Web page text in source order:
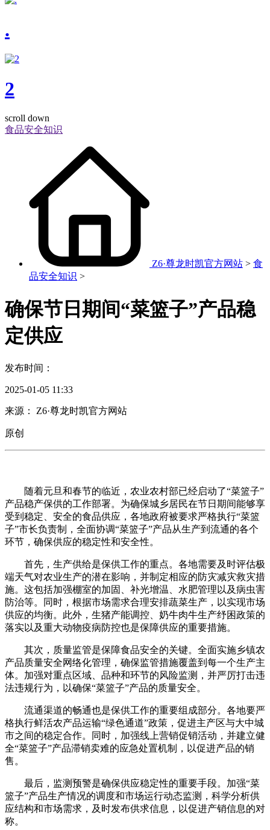
.
2
scroll down
食品安全知识
Z6·尊龙时凯官方网站 > 食
品安全知识 >
确保节日期间“菜篮子”产品稳
定供应
发布时间：
2025-01-05 11:33
来源： Z6·尊龙时凯官方网站
原创
随着元旦和春节的临近，农业农村部已经启动了“菜篮子”
产品稳产保供的工作部署。为确保城乡居民在节日期间能够享
受到稳定、安全的食品供应，各地政府被要求严格执行“菜篮
子”市长负责制，全面协调“菜篮子”产品从生产到流通的各个
环节，确保供应的稳定性和安全性。
首先，生产供给是保供工作的重点。各地需要及时评估极
端天气对农业生产的潜在影响，并制定相应的防灾减灾救灾措
施。这包括加强棚室的加固、补光增温、水肥管理以及病虫害
防治等。同时，根据市场需求合理安排蔬菜生产，以实现市场
供应的均衡。此外，生猪产能调控、奶牛肉牛生产纾困政策的
落实以及重大动物疫病防控也是保障供应的重要措施。
其次，质量监管是保障食品安全的关键。全面实施乡镇农
产品质量安全网络化管理，确保监管措施覆盖到每一个生产主
体。加强对重点区域、品种和环节的风险监测，并严厉打击违
法违规行为，以确保“菜篮子”产品的质量安全。
流通渠道的畅通也是保供工作的重要组成部分。各地要严
格执行鲜活农产品运输“绿色通道”政策，促进主产区与大中城
市之间的稳定合作。同时，加强线上营销促销活动，并建立健
全“菜篮子”产品滞销卖难的应急处置机制，以促进产品的销
售。
最后，监测预警是确保供应稳定性的重要手段。加强“菜
篮子”产品生产情况的调度和市场运行动态监测，科学分析供
应结构和市场需求，及时发布供求信息，以促进产销信息的对
称。